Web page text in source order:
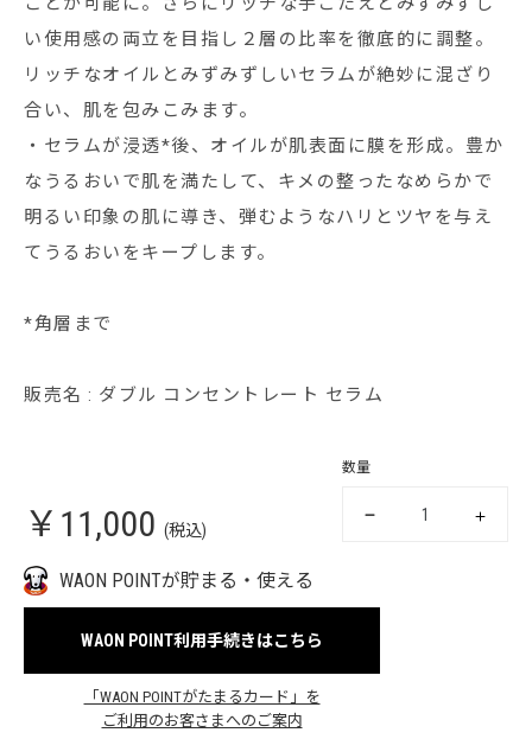
い使用感の両立を目指し２層の比率を徹底的に調整。
リッチなオイルとみずみずしいセラムが絶妙に混ざり
合い、肌を包みこみます。
・セラムが浸透*後、オイルが肌表面に膜を形成。豊か
なうるおいで肌を満たして、キメの整ったなめらかで
明るい印象の肌に導き、弾むようなハリとツヤを与え
てうるおいをキープします。
*角層まで
販売名 : ダブル コンセントレート セラム
￥11,000 (税込)
数量
WAON POINTが貯まる・使える
WAON POINT利用手続きはこちら
「WAON POINTがたまるカード」を
ご利用のお客さまへのご案内